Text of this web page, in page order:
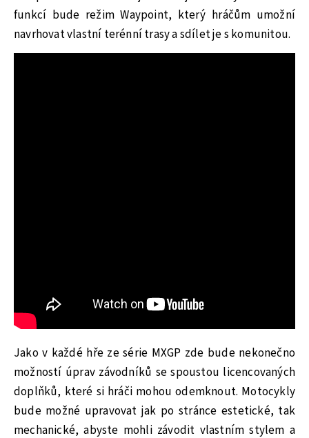
funkcí bude režim Waypoint, který hráčům umožní
navrhovat vlastní terénní trasy a sdílet je s komunitou.
Jako v každé hře ze série MXGP zde bude nekonečno
možností úprav závodníků se spoustou licencovaných
doplňků, které si hráči mohou odemknout. Motocykly
bude možné upravovat jak po stránce estetické, tak
mechanické, abyste mohli závodit vlastním stylem a